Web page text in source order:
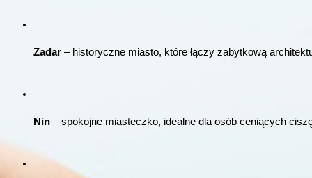
Zadar – historyczne miasto, które łączy zabytkową
Nin – spokojne miasteczko, idealne dla osób ceniących